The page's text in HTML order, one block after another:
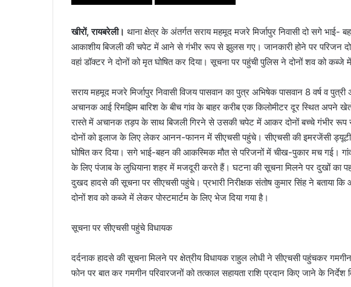
खीरों, रायबरेली। थाना क्षेत्र के अंतर्गत सराय महमूद मजरे मिर्जापुर निवासी दो सगे भाई-
आकाशीय बिजली की चपेट में आने से गंभीर रूप से झुलस गए। जानकारी होने पर परिजन
वहां डॉक्टर ने दोनों को मृत घोषित कर दिया। सूचना पर पहुंची पुलिस ने दोनों शव को कब्जे
सराय महमूद मजरे मिर्जापुर निवासी विजय पासवान का पुत्र अभिषेक पासवान 8 वर्ष व
अचानक आई रिमझिम बारिश के बीच गांव के बाहर करीब एक किलोमीटर दूर स्थित अपने
रास्ते में अचानक तड़प के साथ बिजली गिरने से उसकी चपेट में आकर दोनों बच्चे गंभीर रूप
दोनों को इलाज के लिए लेकर आनन-फानन में सीएचसी पहुंचे। सीएचसी की इमरजेंसी ड्यूटी
घोषित कर दिया। सगे भाई-बहन की आकस्मिक मौत से परिजनों में चीख-पुकार मच गई। गांव
के लिए पंजाब के लुधियाना शहर में मजदूरी करते हैं। घटना की सूचना मिलने पर दुखों का
दुखद हादसे की सूचना पर सीएचसी पहुंचे। प्रभारी निरीक्षक संतोष कुमार सिंह ने बताया
दोनों शव को कब्जे में लेकर पोस्टमार्टम के लिए भेज दिया गया है।
सूचना पर सीएचसी पहुंचे विधायक
दर्दनाक हादसे की सूचना मिलने पर क्षेत्रीय विधायक राहुल लोधी ने सीएचसी पहुंचकर
फोन पर बात कर गमगीन परिवारजनों को तत्काल सहायता राशि प्रदान किए जाने के निर्देश